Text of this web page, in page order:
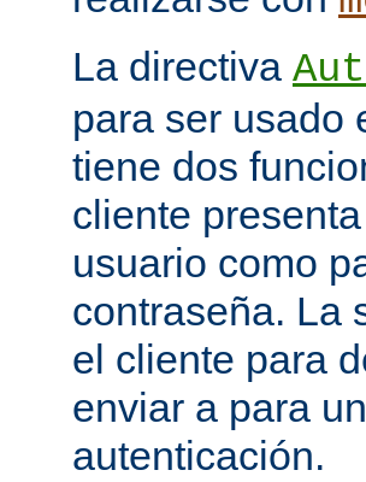
La directiva
para ser usado
tiene dos
cliente
usuario como
contraseña. La
el cliente para
enviar a para
autenticación.